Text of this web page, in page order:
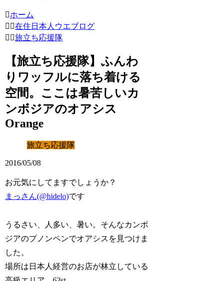
ホーム
在住日本人ウエブログ
旅立ち応援隊
【旅立ち応援隊】ふんわ
りワッフルに落ち着ける
空間。ここは暑苦しいカ
ンボジアのオアシス
Orange
旅立ち応援隊
2016/05/08
お元気にしてますでしょうか？
まっさん(@hidelo)です
うるさい、人多い、暑い。そんなカンボ
ジアのプノンペンでオアシスを見つけま
した。
場所は日本人経営のお店が林立している